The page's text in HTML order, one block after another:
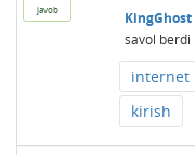
javob KingGhost
savol berdi
internet
kirish